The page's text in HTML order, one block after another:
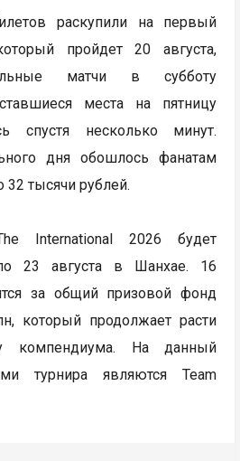
раскупили на первый
пройдет 20 августа,
матчи в субботу
места на пятницу
спустя несколько минут.
дня обошлось фанатам
тысячи рублей.
International 2026 будет
23 августа в Шанхае. 16
за общий призовой фонд
который продолжает расти
компендиума. На данный
турнира являются Team